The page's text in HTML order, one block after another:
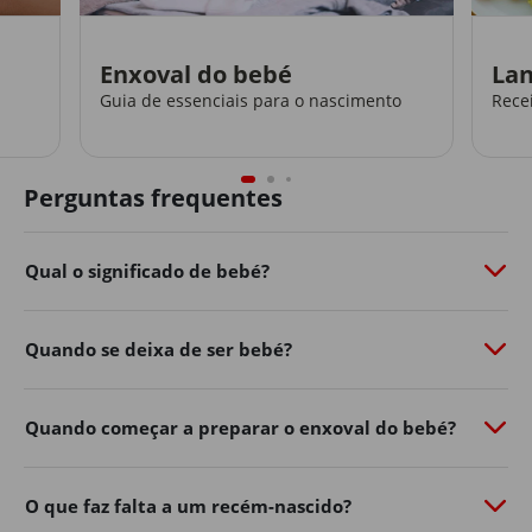
Enxoval do bebé
Guia de essenciais para o nascimento
Perguntas frequentes
Qual o significado de bebé?
Quando se deixa de ser bebé?
Quando começar a preparar o enxoval do bebé?
O que faz falta a um recém-nascido?